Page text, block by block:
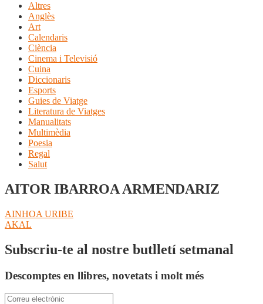
Altres
Anglès
Art
Calendaris
Ciència
Cinema i Televisió
Cuina
Diccionaris
Esports
Guies de Viatge
Literatura de Viatges
Manualitats
Multimèdia
Poesia
Regal
Salut
AITOR IBARROA ARMENDARIZ
Navegació
d'entrades
Entrada
anterior:
AINHOA URIBE
Pròxima
AKAL
Subscriu-te al nostre butlletí setmanal
Descomptes en llibres, novetats i molt més